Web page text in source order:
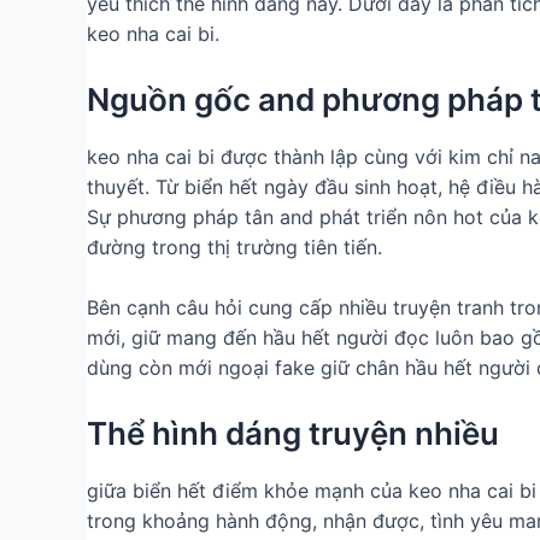
keo nha cai bi.
Nguồn gốc and phương pháp
keo nha cai bi được thành lập cùng với kim chỉ
thuyết. Từ biển hết ngày đầu sinh hoạt, hệ điều
Sự phương pháp tân and phát triển nôn hot của
đường trong thị trường tiên tiến.
Bên cạnh câu hỏi cung cấp nhiều truyện tranh
mới, giữ mang đến hầu hết người đọc luôn bao
dùng còn mới ngoại fake giữ chân hầu hết
Thể hình dáng truyện nhiều
giữa biển hết điểm khỏe mạnh của keo nha cai
trong khoảng hành động, nhận được, tình yêu